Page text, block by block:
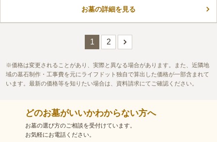
で誰でも申し込みすることができ、他県に住む人からも人気があ
す。 近隣に木更津アウトレットパークがあるので、お参り後に
この霊園はまだ誰からも評価されていません。
お墓の詳細を見る
1 2
価格は変更されることがあり、実際と異なる場合があります。また、近隣地
域の墓石制作・工事費を元にライフドット独自で算出した価格が一部含まれて
います。最新の価格等を知りたい場合は、資料請求にてご確認ください。
どのお墓がいいかわからない方へ
お墓の選び方のご相談を受付けています。
お気軽にお電話ください。